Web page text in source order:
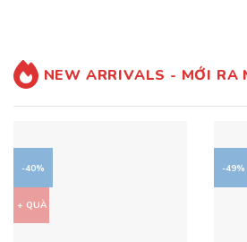
NEW ARRIVALS - MỚI RA
-40%
+ QUÀ
-49%